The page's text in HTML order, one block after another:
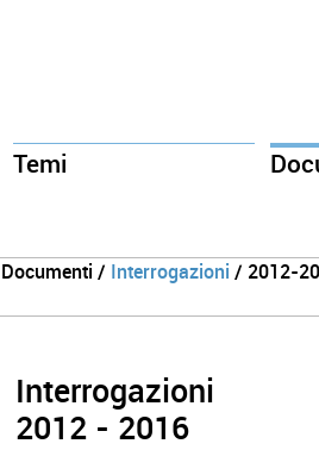
Temi
/ Interrogazioni / 2012-
Interrogazioni
2012 - 2016